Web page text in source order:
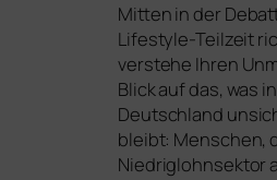
Mitten in der
Lifestyle-Teilzeit
ver­ste­he Ihren
Blick auf das, was in
Deutschland
bleibt: Menschen,
Niedriglohnsektor